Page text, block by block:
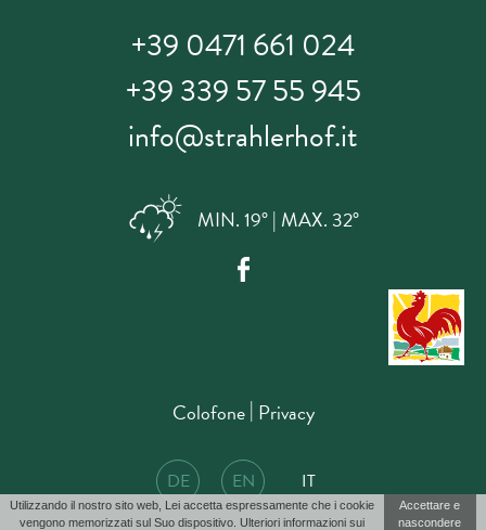
+39 0471 661 024
+39 339 57 55 945
info@strahlerhof.it
MIN. 19° | MAX. 32°
Colofone| Privacy
DE EN IT
Utilizzando il nostro sito web, Lei accetta espressamente che i cookie
vengono memorizzati sul Suo dispositivo. Ulteriori informazioni sui
Accettare e
nascondere